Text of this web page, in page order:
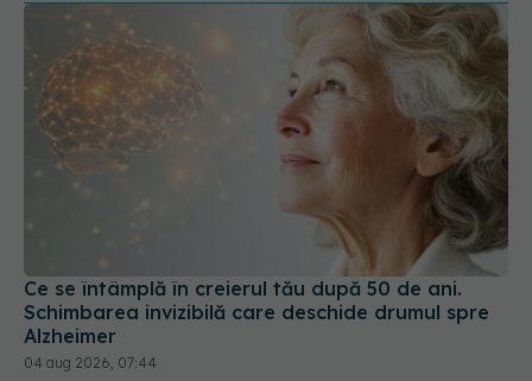
Ce se întâmplă în creierul tău după 50 de ani.
Schimbarea invizibilă care deschide drumul spre
Alzheimer
04 aug 2026, 07:44